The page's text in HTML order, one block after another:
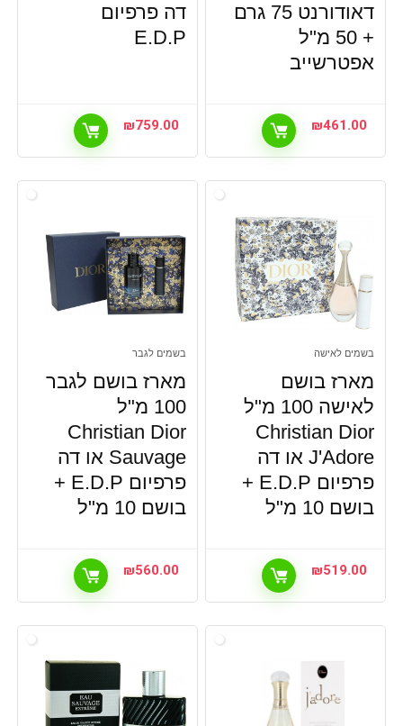
דאודורנט 75 גרם
+ 50 מ"ל
אפטרשייב
₪461.00
דה פרפיום
E.D.P
₪759.00
בשמים לאישה
מארז בושם
לאישה 100 מ"ל
Christian Dior
J'Adore או דה
פרפיום E.D.P +
בושם 10 מ"ל
₪519.00
בשמים לגבר
מארז בושם לגבר
100 מ"ל
Christian Dior
Sauvage או דה
פרפיום E.D.P +
בושם 10 מ"ל
₪560.00